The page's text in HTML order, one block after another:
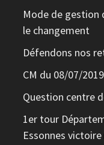
Mode de gestion
le changement
Défendons nos
CM du 08/07/
Question centre
1er tour
Essonnes